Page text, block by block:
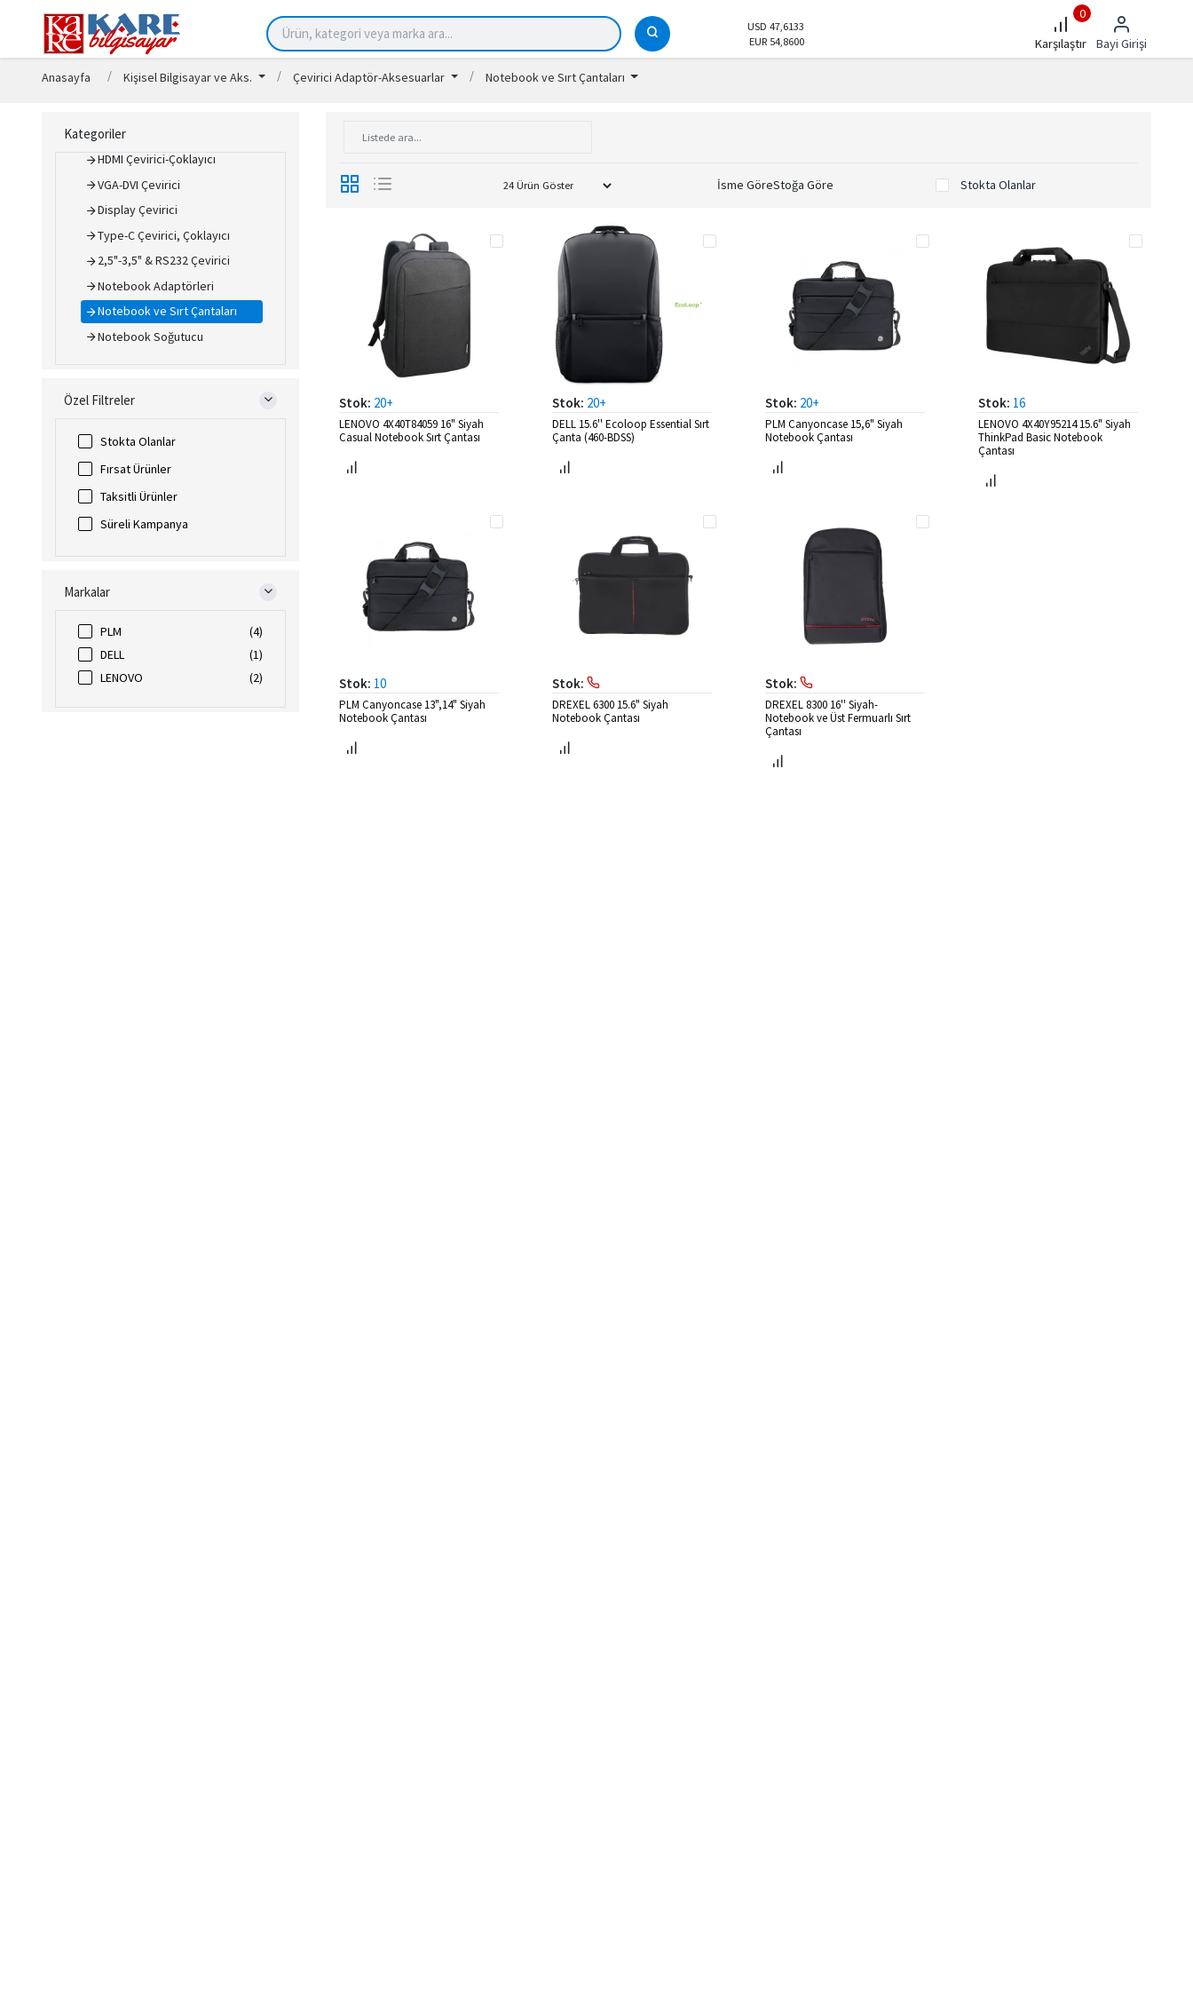
USD 47,6133
EUR 54,8600
Karşılaştır
0
Bayi Girişi
Anasayfa Kişisel Bilgisayar ve Aks. Çevirici Adaptör-Aksesuarlar Notebook ve Sırt Çantaları
Kategoriler
Çevirici Adaptör-Aksesuarlar
USB Çevirici-Çoklayıcı
HDMI Çevirici-Çoklayıcı
VGA-DVI Çevirici
Display Çevirici
Type-C Çevirici, Çoklayıcı
2,5"-3,5" & RS232 Çevirici
Notebook Adaptörleri
Notebook ve Sırt Çantaları
Notebook Soğutucu
Özel Filtreler
Stokta Olanlar
Fırsat Ürünler
Taksitli Ürünler
Süreli Kampanya
Markalar
PLM
(4)
DELL
(1)
LENOVO
(2)
İsme GöreStoğa Göre Stokta Olanlar
Stok: 20+
LENOVO 4X40T84059 16" Siyah
Casual Notebook Sırt Çantası
Stok: 20+
DELL 15.6'' Ecoloop Essential Sırt
Çanta (460-BDSS)
Stok: 20+
PLM Canyoncase 15,6" Siyah
Notebook Çantası
Stok: 16
LENOVO 4X40Y95214 15.6" Siyah
ThinkPad Basic Notebook
Çantası
Stok: 10
PLM Canyoncase 13",14" Siyah
Notebook Çantası
Stok:
DREXEL 6300 15.6" Siyah
Notebook Çantası
Stok:
DREXEL 8300 16'' Siyah-
Notebook ve Üst Fermuarlı Sırt
Çantası